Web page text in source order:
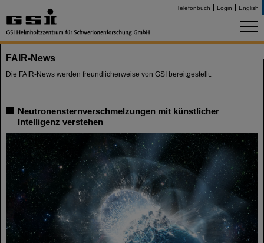
Telefonbuch Login English
FAIR-News
Die FAIR-News werden freundlicherweise von GSI bereitgestellt.
Neutronensternverschmelzungen mit künstlicher
Intelligenz verstehen